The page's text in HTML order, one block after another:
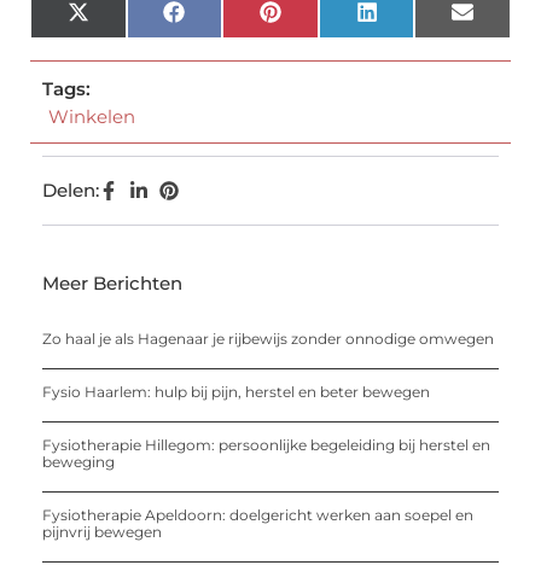
X
(Twitter)
Facebook Pinterest LinkedIn Email
Tags:
Winkelen
Delen:
Meer Berichten
Zo haal je als Hagenaar je rijbewijs zonder onnodige omwegen
Fysio Haarlem: hulp bij pijn, herstel en beter bewegen
Fysiotherapie Hillegom: persoonlijke begeleiding bij herstel en
beweging
Fysiotherapie Apeldoorn: doelgericht werken aan soepel en
pijnvrij bewegen